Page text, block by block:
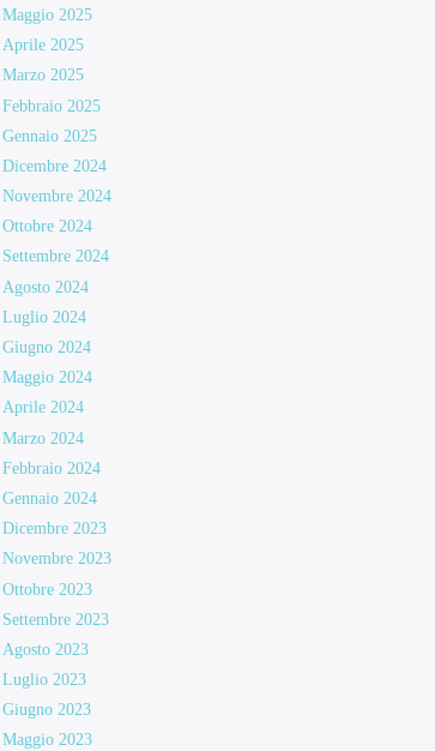
Maggio 2025
Aprile 2025
Marzo 2025
Febbraio 2025
Gennaio 2025
Dicembre 2024
Novembre 2024
Ottobre 2024
Settembre 2024
Agosto 2024
Luglio 2024
Giugno 2024
Maggio 2024
Aprile 2024
Marzo 2024
Febbraio 2024
Gennaio 2024
Dicembre 2023
Novembre 2023
Ottobre 2023
Settembre 2023
Agosto 2023
Luglio 2023
Giugno 2023
Maggio 2023